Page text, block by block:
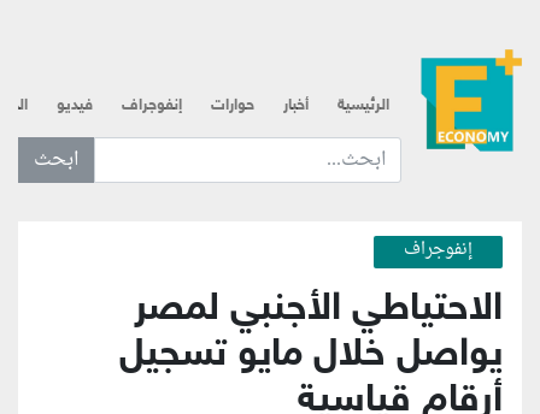
الرئيسية أخبار حوارات إنفوجراف فيديو
ابحث عن... :
إنفوجراف
الاحتياطي الأجنبي لمصر
يواصل خلال مايو تسجيل
أرقام قياسية